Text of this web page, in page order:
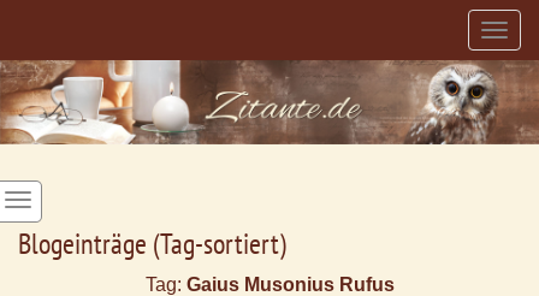
Blogeinträge (Tag-sortiert)
Tag: Gaius Musonius Rufus